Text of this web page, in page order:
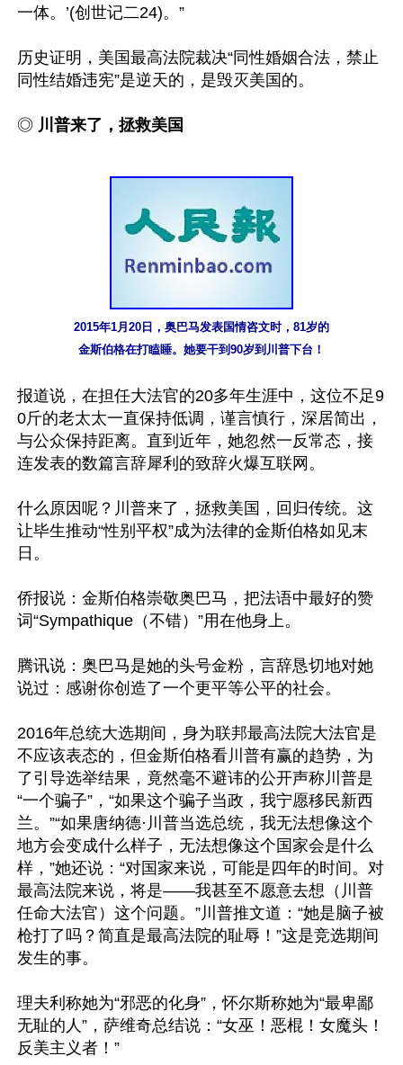
一体。’(创世记二24)。”
历史证明，美国最高法院裁决“同性婚姻合法，禁止
同性结婚违宪”是逆天的，是毁灭美国的。
◎ 川普来了，拯救美国
2015年1月20日，奥巴马发表国情咨文时，81岁的
金斯伯格在打瞌睡。她要干到90岁到川普下台！
报道说，在担任大法官的20多年生涯中，这位不足9
0斤的老太太一直保持低调，谨言慎行，深居简出，
与公众保持距离。直到近年，她忽然一反常态，接
连发表的数篇言辞犀利的致辞火爆互联网。
什么原因呢？川普来了，拯救美国，回归传统。这
让毕生推动“性别平权”成为法律的金斯伯格如见末
日。
侨报说：金斯伯格崇敬奥巴马，把法语中最好的赞
词“Sympathique（不错）”用在他身上。
腾讯说：奥巴马是她的头号金粉，言辞恳切地对她
说过：感谢你创造了一个更平等公平的社会。
2016年总统大选期间，身为联邦最高法院大法官是
不应该表态的，但金斯伯格看川普有赢的趋势，为
了引导选举结果，竟然毫不避讳的公开声称川普是
“一个骗子”，“如果这个骗子当政，我宁愿移民新西
兰。”“如果唐纳德·川普当选总统，我无法想像这个
地方会变成什么样子，无法想像这个国家会是什么
样，”她还说：“对国家来说，可能是四年的时间。对
最高法院来说，将是——我甚至不愿意去想（川普
任命大法官）这个问题。”川普推文道：“她是脑子被
枪打了吗？简直是最高法院的耻辱！”这是竞选期间
发生的事。
理夫利称她为“邪恶的化身”，怀尔斯称她为“最卑鄙
无耻的人”，萨维奇总结说：“女巫！恶棍！女魔头！
反美主义者！”